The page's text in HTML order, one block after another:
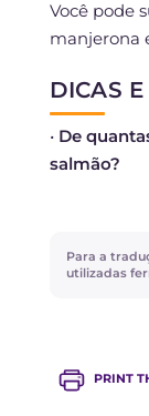
Você pode
manjerona
DICAS
• De
salmão?
pode optar
no vapor,
enriquecer
Para a
utilizadas
PRINT